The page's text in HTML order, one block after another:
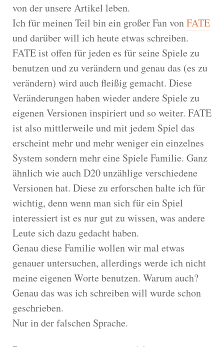
von der unsere Artikel leben.
Ich für meinen Teil bin ein großer Fan vonFATE
und darüber will ich heute etwas schreiben.
FATE ist offen für jeden es für seine Spiele zu
benutzen und zu verändern und genau das (es zu
verändern) wird auch fleißig gemacht. Diese
Veränderungen haben wieder andere Spiele zu
eigenen Versionen inspiriert und so weiter. FATE
ist also mittlerweile und mit jedem Spiel das
erscheint mehr und mehr weniger ein einzelnes
System sondern mehr eine Spiele Familie. Ganz
ähnlich wie auch D20 unzählige verschiedene
Versionen hat. Diese zu erforschen halte ich für
wichtig, denn wenn man sich für ein Spiel
interessiert ist es nur gut zu wissen, was andere
Leute sich dazu gedacht haben.
Genau diese Familie wollen wir mal etwas
genauer untersuchen, allerdings werde ich nicht
meine eigenen Worte benutzen. Warum auch?
Genau das was ich schreiben will wurde schon
geschrieben.
Nur in der falschen Sprache.